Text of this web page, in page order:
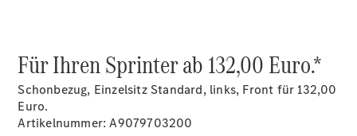
vereinbaren
Beratung
vereinbaren
vereinbaren
Für Ihren Sprinter ab 132,00 Euro.*
Schonbezug, Einzelsitz Standard, links, Front für 132,00
Euro.
Artikelnummer: A9079703200